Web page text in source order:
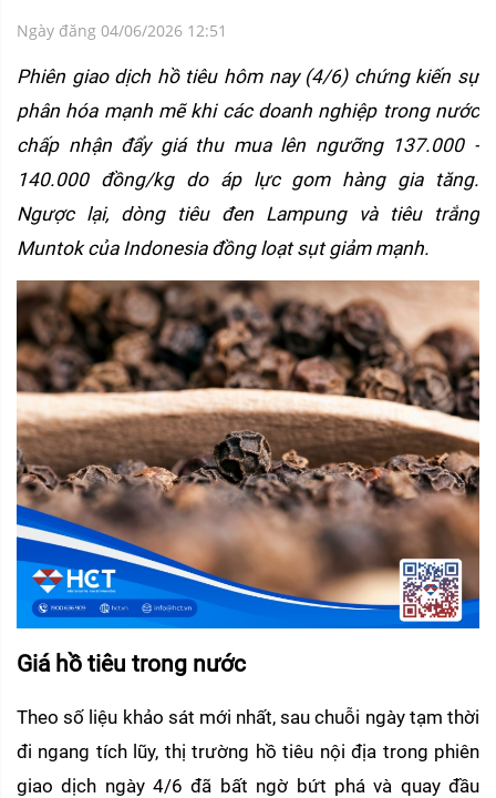
Ngày đăng 04/06/2026 12:51
Phiên giao dịch hồ tiêu hôm nay (4/6) chứng kiến sự
phân hóa mạnh mẽ khi các doanh nghiệp trong nước
chấp nhận đẩy giá thu mua lên ngưỡng 137.000 -
140.000 đồng/kg do áp lực gom hàng gia tăng.
Ngược lại, dòng tiêu đen Lampung và tiêu trắng
Muntok của Indonesia đồng loạt sụt giảm mạnh.
Giá hồ tiêu trong nước
Theo số liệu khảo sát mới nhất, sau chuỗi ngày tạm thời
đi ngang tích lũy, thị trường hồ tiêu nội địa trong phiên
giao dịch ngày 4/6 đã bất ngờ bứt phá và quay đầu